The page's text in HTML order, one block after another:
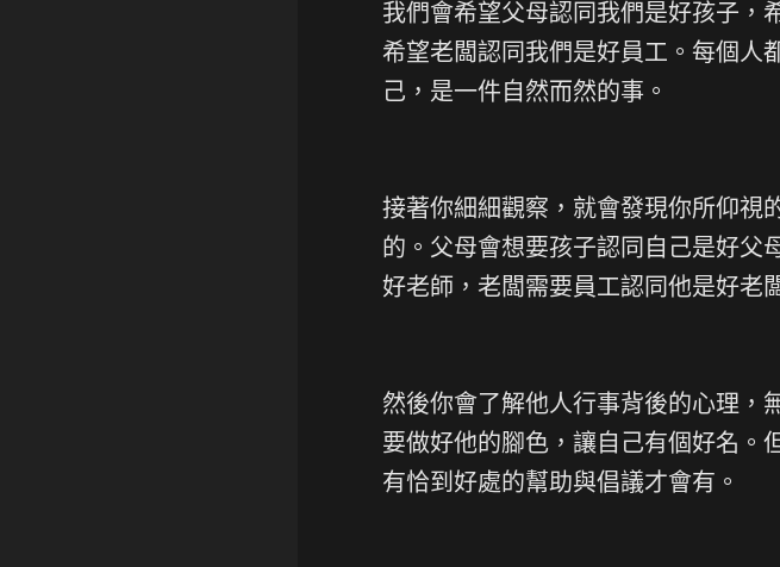
我們會希望父母認同我們是好孩子，
希望老闆認同我們是好員工。每個人
己，是一件自然而然的事。
接著你細細觀察，就會發現你所仰視
的。父母會想要孩子認同自己是好父
好老師，老闆需要員工認同他是好老
然後你會了解他人行事背後的心理，
要做好他的腳色，讓自己有個好名。
有恰到好處的幫助與倡議才會有。